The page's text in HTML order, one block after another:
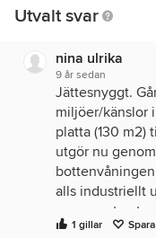
Utvalt svar
nina ulrika
9 år sedan
Jättesnyggt.
miljöer/känslor
platta (130 m2)
utgör nu
alls industriellt
annan
när man slipar.
1 gillar Spara